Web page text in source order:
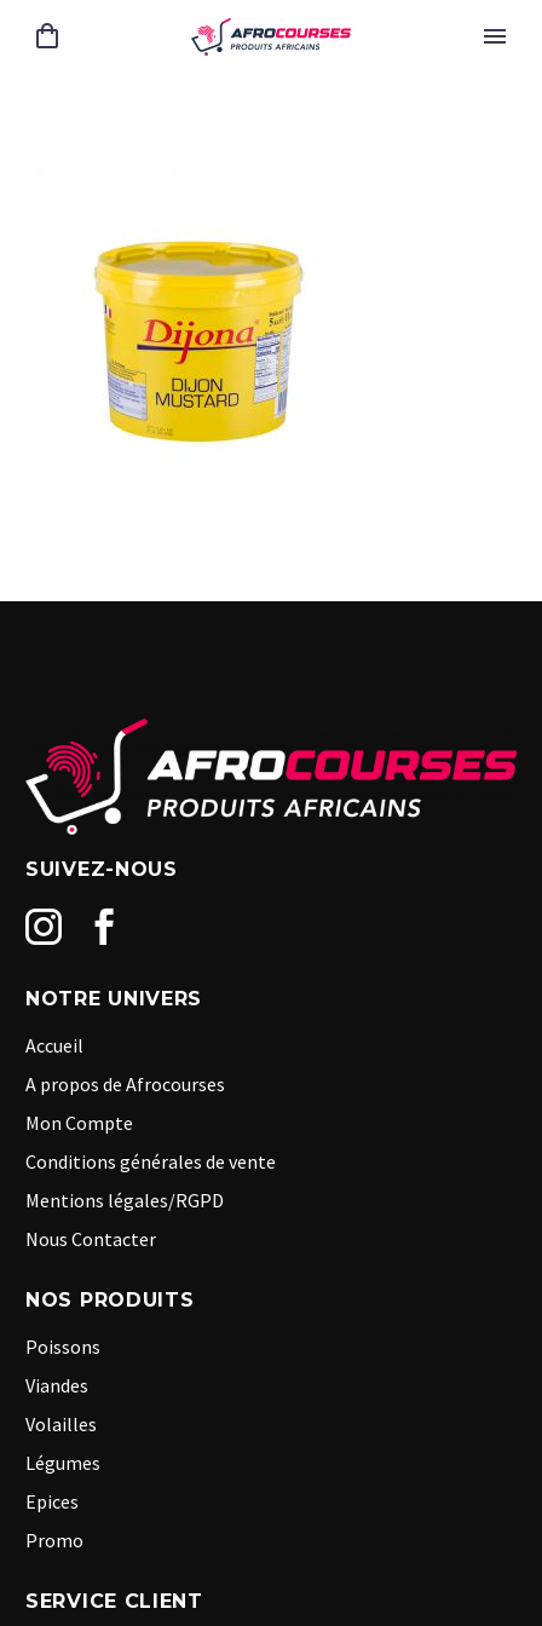
SUIVEZ-NOUS
NOTRE UNIVERS
Accueil
A propos de Afrocourses
Mon Compte
Conditions générales de vente
Mentions légales/RGPD
Nous Contacter
NOS PRODUITS
Poissons
Viandes
Volailles
Légumes
Epices
Promo
SERVICE CLIENT